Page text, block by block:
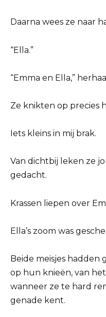
Daarna wees ze naar
“Ella.”
“Emma en Ella,”
Ze knikten op precies
Iets kleins in mij brak.
Van dichtbij leken ze
gedacht.
Krassen liepen over
Ella’s zoom was
Beide meisjes hadden
op hun knieën, van
wanneer ze te hard
genade kent.